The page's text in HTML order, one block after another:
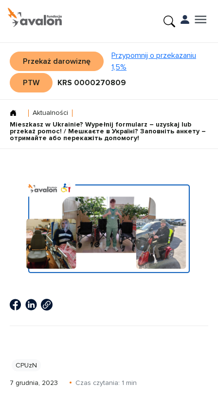
Przekaż darowiznę
Przypomnij o przekazaniu
1,5%
PTW
KRS 0000270809
Aktualności
Mieszkasz w Ukrainie? Wypełnij formularz – uzyskaj lub
przekaż pomoc! / Мешкаєте в Україні? Заповніть анкету –
отримайте або перекажіть допомогу!
CPUzN
7 grudnia, 2023 Czas czytania: 1 min